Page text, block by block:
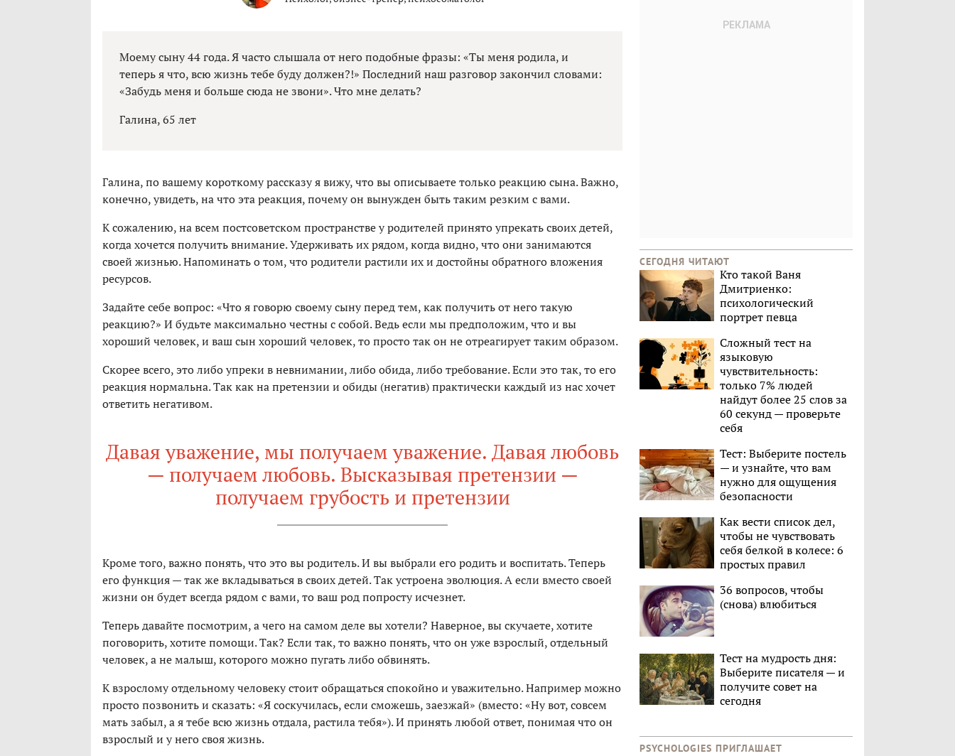
Моему сыну 44 года. Я часто слышала от него подобные фразы: «Ты меня родила, и
теперь я что, всю жизнь тебе буду должен?!» Последний наш разговор закончил словами:
«Забудь меня и больше сюда не звони». Что мне делать?
Галина, 65 лет
Галина, по вашему короткому рассказу я вижу, что вы описываете только реакцию сына. Важно,
конечно, увидеть, на что эта реакция, почему он вынужден быть таким резким с вами.
К сожалению, на всем постсоветском пространстве у родителей принято упрекать своих детей,
когда хочется получить внимание. Удерживать их рядом, когда видно, что они занимаются
своей жизнью. Напоминать о том, что родители растили их и достойны обратного вложения
ресурсов.
Задайте себе вопрос: «Что я говорю своему сыну перед тем, как получить от него такую
реакцию?» И будьте максимально честны с собой. Ведь если мы предположим, что и вы
хороший человек, и ваш сын хороший человек, то просто так он не отреагирует таким образом.
Скорее всего, это либо упреки в невнимании, либо обида, либо требование. Если это так, то его
реакция нормальна. Так как на претензии и обиды (негатив) практически каждый из нас хочет
ответить негативом.
Давая уважение, мы получаем уважение. Давая любовь
— получаем любовь. Высказывая претензии —
получаем грубость и претензии
Кроме того, важно понять, что это вы родитель. И вы выбрали его родить и воспитать. Теперь
его функция — так же вкладываться в своих детей. Так устроена эволюция. А если вместо своей
жизни он будет всегда рядом с вами, то ваш род попросту исчезнет.
Теперь давайте посмотрим, а чего на самом деле вы хотели? Наверное, вы скучаете, хотите
поговорить, хотите помощи. Так? Если так, то важно понять, что он уже взрослый, отдельный
человек, а не малыш, которого можно пугать либо обвинять.
К взрослому отдельному человеку стоит обращаться спокойно и уважительно. Например можно
просто позвонить и сказать: «Я соскучилась, если сможешь, заезжай» (вместо: «Ну вот, совсем
мать забыл, а я тебе всю жизнь отдала, растила тебя»). И принять любой ответ, понимая что он
взрослый и у него своя жизнь.
СЕГОДНЯ ЧИТАЮТ
Кто такой Ваня
Дмитриенко:
психологический
портрет певца
Сложный тест на
языковую
чувствительность:
только 7% людей
найдут более 25 слов за
60 секунд — проверьте
себя
Тест: Выберите постель
— и узнайте, что вам
нужно для ощущения
безопасности
Как вести список дел,
чтобы не чувствовать
себя белкой в колесе: 6
простых правил
36 вопросов, чтобы
(снова) влюбиться
Тест на мудрость дня:
Выберите писателя — и
получите совет на
сегодня
PSYCHOLOGIES ПРИГЛАШАЕТ